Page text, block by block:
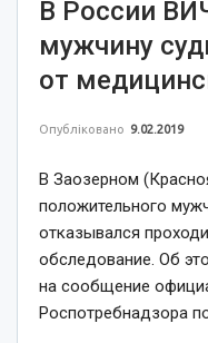
В России
мужчину
от
Опубліковано 9.02.2019
В Заозерном
положительного
отказывался
обследование. Об
на сообщение
Роспотребнадзора